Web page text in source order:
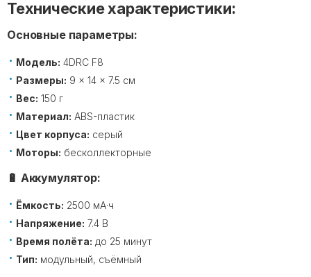
Технические характеристики:
Основные параметры:
Модель: 4DRC F8
Размеры: 9 × 14 × 7.5 см
Вес: 150 г
Материал: ABS-пластик
Цвет корпуса: серый
Моторы: бесколлекторные
🔋 Аккумулятор:
Ёмкость: 2500 мА·ч
Напряжение: 7.4 В
Время полёта: до 25 минут
Тип: модульный, съёмный